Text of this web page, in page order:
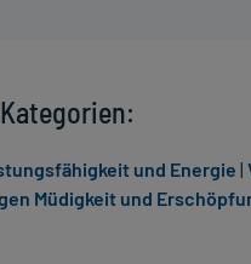
und Energie |
Müdigkeit und